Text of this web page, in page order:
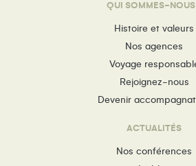
QUI SOMMES-NOUS
Histoire et valeurs
Nos agences
Voyage
Rejoignez-nous
Devenir
ACTUALITÉS
Nos conférences